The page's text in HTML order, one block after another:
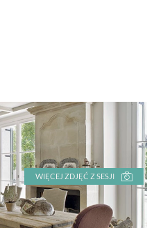
WIĘCEJ ZDJĘĆ Z SESJI